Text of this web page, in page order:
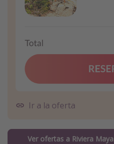
Ir a la oferta
Ver ofertas a Riviera Maya